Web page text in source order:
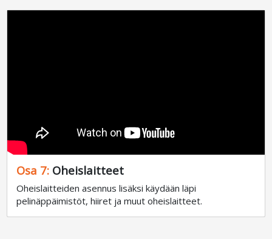
Osa 7: Oheislaitteet
Oheislaitteiden asennus lisäksi käydään läpi
pelinäppäimistöt, hiiret ja muut oheislaitteet.